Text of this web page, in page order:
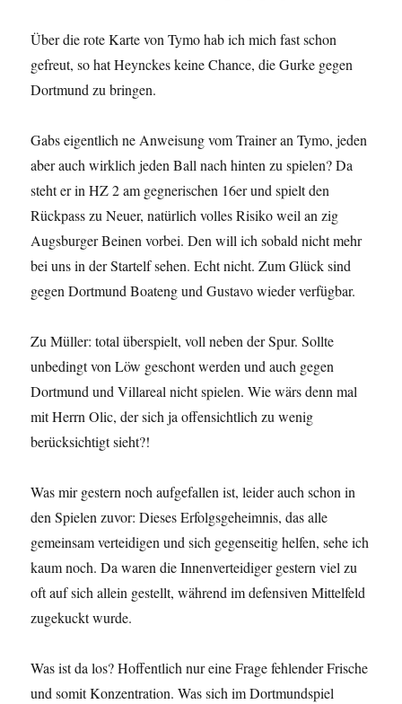
Über die rote Karte von Tymo hab ich mich fast schon
gefreut, so hat Heynckes keine Chance, die Gurke gegen
Dortmund zu bringen.
Gabs eigentlich ne Anweisung vom Trainer an Tymo, jeden
aber auch wirklich jeden Ball nach hinten zu spielen? Da
steht er in HZ 2 am gegnerischen 16er und spielt den
Rückpass zu Neuer, natürlich volles Risiko weil an zig
Augsburger Beinen vorbei. Den will ich sobald nicht mehr
bei uns in der Startelf sehen. Echt nicht. Zum Glück sind
gegen Dortmund Boateng und Gustavo wieder verfügbar.
Zu Müller: total überspielt, voll neben der Spur. Sollte
unbedingt von Löw geschont werden und auch gegen
Dortmund und Villareal nicht spielen. Wie wärs denn mal
mit Herrn Olic, der sich ja offensichtlich zu wenig
berücksichtigt sieht?!
Was mir gestern noch aufgefallen ist, leider auch schon in
den Spielen zuvor: Dieses Erfolgsgeheimnis, das alle
gemeinsam verteidigen und sich gegenseitig helfen, sehe ich
kaum noch. Da waren die Innenverteidiger gestern viel zu
oft auf sich allein gestellt, während im defensiven Mittelfeld
zugekuckt wurde.
Was ist da los? Hoffentlich nur eine Frage fehlender Frische
und somit Konzentration. Was sich im Dortmundspiel